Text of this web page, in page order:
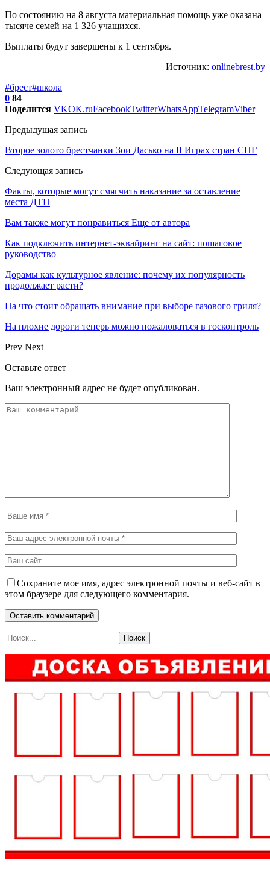
По состоянию на 8 августа материальная помощь уже оказана
тысяче семей на 1 326 учащихся.
Выплаты будут завершены к 1 сентября.
Источник: onlinebrest.by
#брест#школа
0 84
Поделится VKOK.ruFacebookTwitterWhatsAppTelegramViber
Предыдущая запись
Второе золото брестчанки Зои Дасько на II Играх стран СНГ
Следующая запись
Факты, которые могут смягчить наказание за оставление
места ДТП
Вам также могут понравиться Еще от автора
Как подключить интернет-эквайринг на сайт: пошаговое
руководство
Дорамы как культурное явление: почему их популярность
продолжает расти?
На что стоит обращать внимание при выборе газового гриля?
На плохие дороги теперь можно пожаловаться в госконтроль
Prev Next
Оставьте ответ
Ваш электронный адрес не будет опубликован.
Сохраните мое имя, адрес электронной почты и веб-сайт в
этом браузере для следующего комментария.